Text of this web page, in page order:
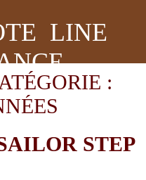
LINE
:
STEP